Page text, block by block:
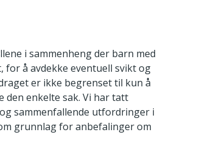
i sammenheng der barn med
å avdekke eventuell svikt og
er ikke begrenset til kun å
den enkelte sak. Vi har tatt
sammenfallende utfordringer i
grunnlag for anbefalinger om